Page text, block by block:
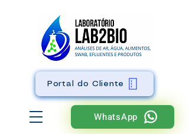
WhatsApp
Portal do Cliente